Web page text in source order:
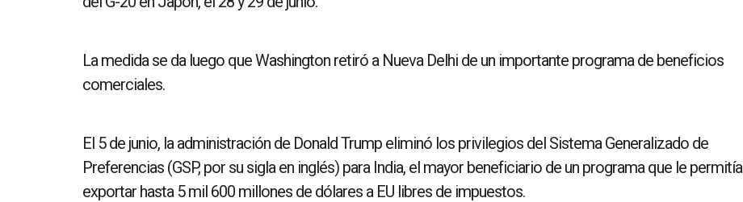
La medida se da luego que Washington retiró a Nueva Delhi de un importante programa de beneficios
comerciales.
El 5 de junio, la administración de Donald Trump eliminó los privilegios del Sistema Generalizado de
Preferencias (GSP, por su sigla en inglés) para India, el mayor beneficiario de un programa que le permitía
exportar hasta 5 mil 600 millones de dólares a EU libres de impuestos.